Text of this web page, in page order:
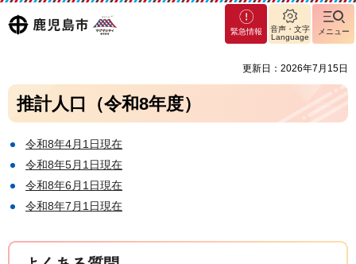
鹿児島
マグ
マシ
緊急情報
音声・文字
Language
メニュー
更新日：2026年7月15日
推計人口（令和8年度）
令和8年4月1日現在
令和8年5月1日現在
令和8年6月1日現在
令和8年7月1日現在